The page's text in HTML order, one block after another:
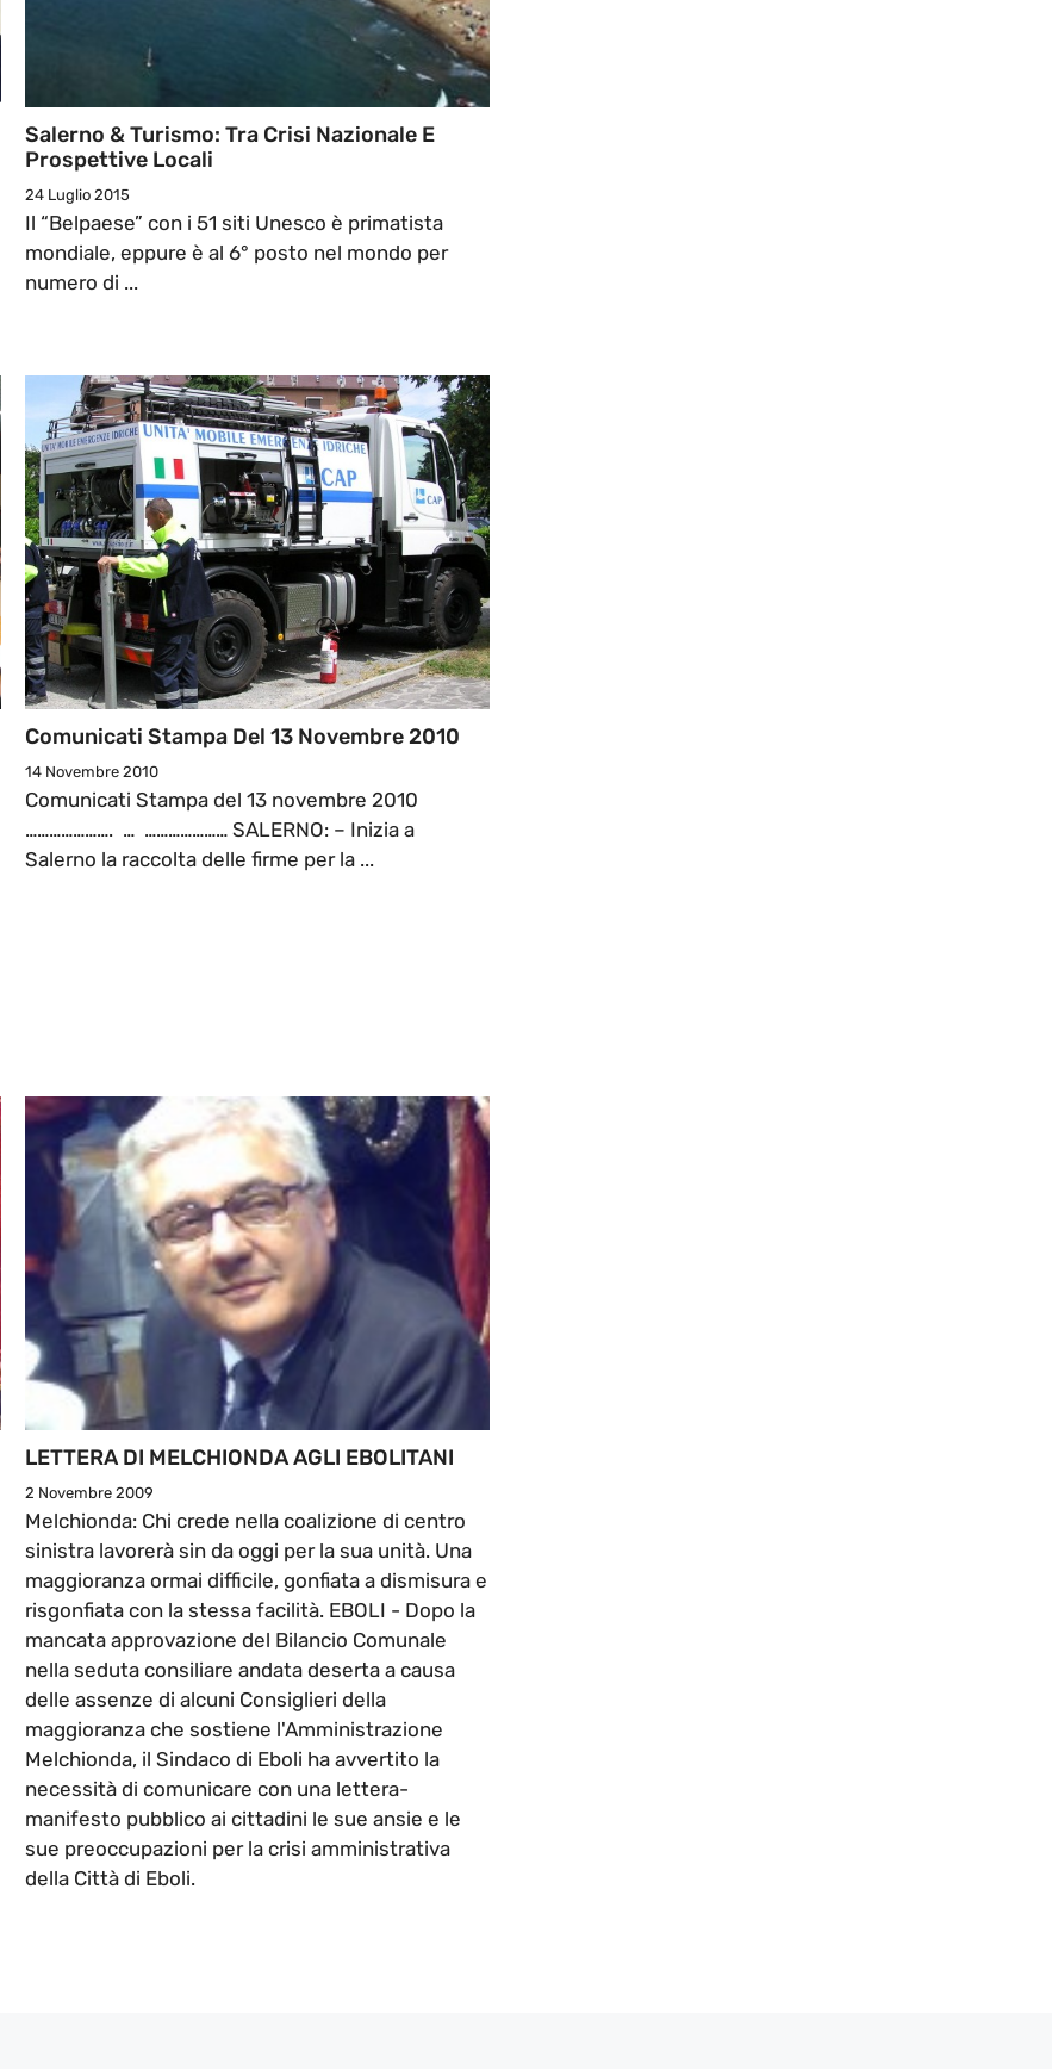
Salerno & Turismo: Tra Crisi Nazionale E
Prospettive Locali
24 Luglio 2015
Il “Belpaese” con i 51 siti Unesco è primatista
mondiale, eppure è al 6° posto nel mondo per
numero di ...
Comunicati Stampa Del 13 Novembre 2010
14 Novembre 2010
Comunicati Stampa del 13 novembre 2010
…………………. … ………………… SALERNO: – Inizia a
Salerno la raccolta delle firme per la ...
LETTERA DI MELCHIONDA AGLI EBOLITANI
2 Novembre 2009
Melchionda: Chi crede nella coalizione di centro
sinistra lavorerà sin da oggi per la sua unità. Una
maggioranza ormai difficile, gonfiata a dismisura e
risgonfiata con la stessa facilità. EBOLI - Dopo la
mancata approvazione del Bilancio Comunale
nella seduta consiliare andata deserta a causa
delle assenze di alcuni Consiglieri della
maggioranza che sostiene l'Amministrazione
Melchionda, il Sindaco di Eboli ha avvertito la
necessità di comunicare con una lettera-
manifesto pubblico ai cittadini le sue ansie e le
sue preoccupazioni per la crisi amministrativa
della Città di Eboli.